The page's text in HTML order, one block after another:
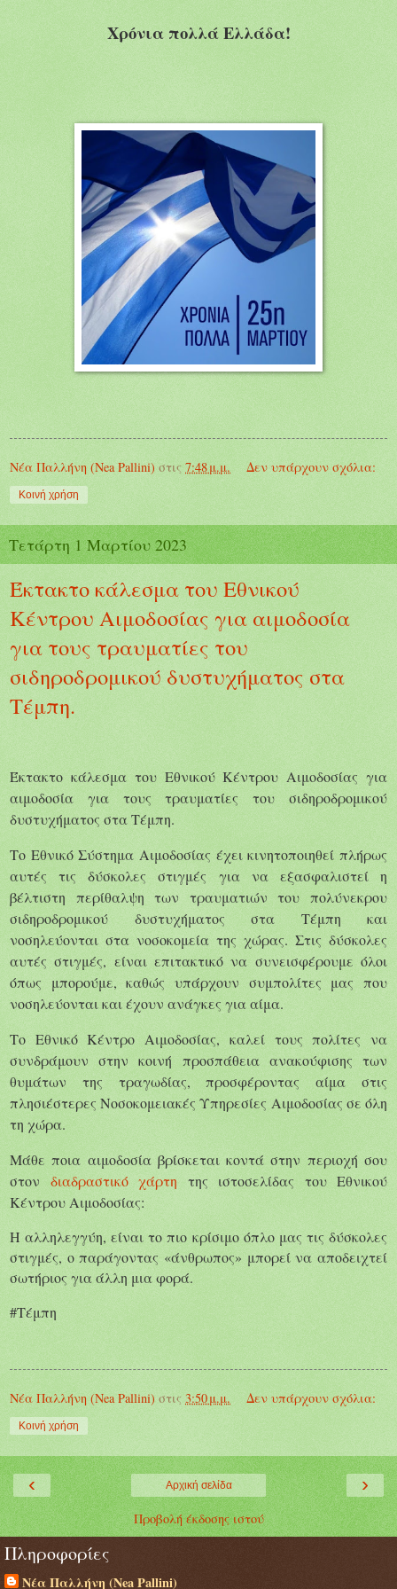
Χρόνια πολλά Ελλάδα!
Νέα Παλλήνη (Nea Pallini) στις 7:48 μ.μ. Δεν υπάρχουν σχόλια:
Κοινή χρήση
Τετάρτη 1 Μαρτίου 2023
Έκτακτο κάλεσμα του Εθνικού
Κέντρου Αιμοδοσίας για αιμοδοσία
για τους τραυματίες του
σιδηροδρομικού δυστυχήματος στα
Τέμπη.
Έκτακτο κάλεσμα του Εθνικού Κέντρου Αιμοδοσίας για
αιμοδοσία για τους τραυματίες του σιδηροδρομικού
δυστυχήματος στα Τέμπη.
Το Εθνικό Σύστημα Αιμοδοσίας έχει κινητοποιηθεί πλήρως
αυτές τις δύσκολες στιγμές για να εξασφαλιστεί η
βέλτιστη περίθαλψη των τραυματιών του πολύνεκρου
σιδηροδρομικού δυστυχήματος στα Τέμπη και
νοσηλεύονται στα νοσοκομεία της χώρας. Στις δύσκολες
αυτές στιγμές, είναι επιτακτικό να συνεισφέρουμε όλοι
όπως μπορούμε, καθώς υπάρχουν συμπολίτες μας που
νοσηλεύονται και έχουν ανάγκες για αίμα.
Το Εθνικό Κέντρο Αιμοδοσίας, καλεί τους πολίτες να
συνδράμουν στην κοινή προσπάθεια ανακούφισης των
θυμάτων της τραγωδίας, προσφέροντας αίμα στις
πλησιέστερες Νοσοκομειακές Υπηρεσίες Αιμοδοσίας σε όλη
τη χώρα.
Μάθε ποια αιμοδοσία βρίσκεται κοντά στην περιοχή σου
στον διαδραστικό χάρτη της ιστοσελίδας του Εθνικού
Κέντρου Αιμοδοσίας:
Η αλληλεγγύη, είναι το πιο κρίσιμο όπλο μας τις δύσκολες
στιγμές, ο παράγοντας «άνθρωπος» μπορεί να αποδειχτεί
σωτήριος για άλλη μια φορά.
#Τέμπη
Νέα Παλλήνη (Nea Pallini) στις 3:50 μ.μ. Δεν υπάρχουν σχόλια:
Κοινή χρήση
‹ ›
Αρχική σελίδα
Προβολή έκδοσης ιστού
Πληροφορίες
Νέα Παλλήνη (Nea Pallini)